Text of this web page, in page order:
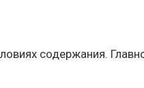
содержания.